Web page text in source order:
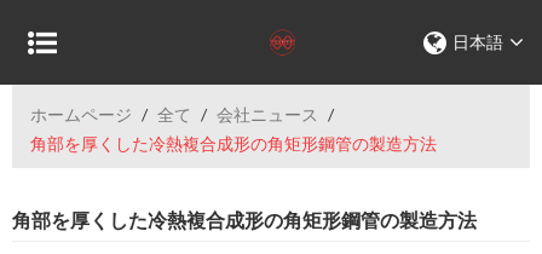
日本語
ホームページ / 全て / 会社ニュース /
角部を厚くした冷熱複合成形の角矩形鋼管の製造方法
角部を厚くした冷熱複合成形の角矩形鋼管の製造方法